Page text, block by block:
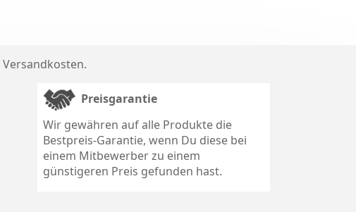
Versandkosten.
Preisgarantie
Wir gewähren auf alle Produkte die
Bestpreis-Garantie, wenn Du diese bei
einem Mitbewerber zu einem
günstigeren Preis gefunden hast.